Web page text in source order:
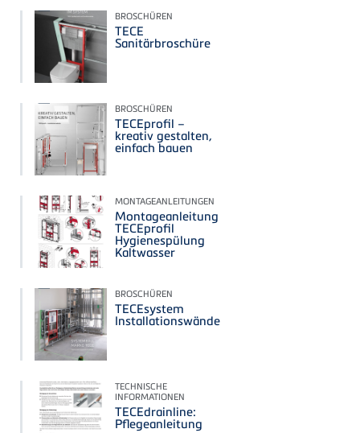
BROSCHÜREN
TECE
Sanitärbroschüre
BROSCHÜREN
TECEprofil –
kreativ gestalten,
einfach bauen
MONTAGEANLEITUNGEN
Montageanleitung
TECEprofil
Hygienespülung
Kaltwasser
BROSCHÜREN
TECEsystem
Installationswände
TECHNISCHE
INFORMATIONEN
TECEdrainline:
Pflegeanleitung